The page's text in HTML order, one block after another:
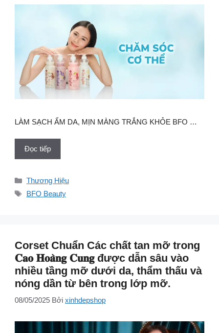
LÀM SẠCH ẨM DA, MỊN MÀNG TRẮNG KHỎE BFO …
Đọc tiếp
Danh
mục
Thương Hiệu
Thẻ
BFO Beauty
Corset Chuẩn Các chất tan mỡ trong
𝐂𝐚𝐨 𝐇𝐨𝐚̀𝐧𝐠 𝐂𝐮𝐧𝐠 được dẫn sâu vào
nhiều tầng mỡ dưới da, thẩm thấu và
nóng dần từ bên trong lớp mỡ.
08/05/2025 Bởi xinhdepshop